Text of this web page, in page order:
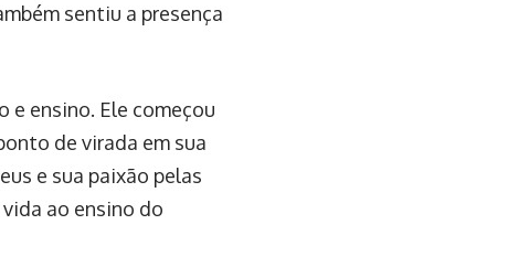
sentiu a presença
e ensino. Ele começou
de virada em sua
e sua paixão pelas
ao ensino do